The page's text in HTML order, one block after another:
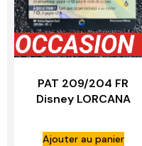
PAT 209/204 FR
Disney LORCANA
Ajouter au panier